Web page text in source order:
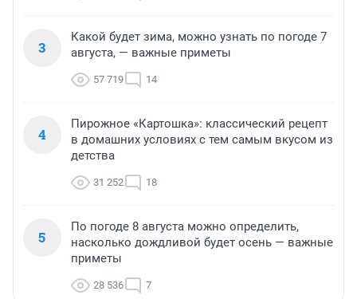
3
Какой будет зима, можно узнать по погоде 7
августа, — важные приметы
57 719 14
4
Пирожное «Картошка»: классический рецепт
в домашних условиях с тем самым вкусом из
детства
31 252 18
5
По погоде 8 августа можно определить,
насколько дождливой будет осень — важные
приметы
28 536 7